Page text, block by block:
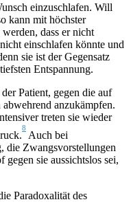
einzuschlafen. Will
kann mit höchster
dass er nicht
einschlafen könnte und
sie ist der Gegensatz
Entspannung.
Patient, gegen die auf
anzukämpfen.
treten sie wieder
8
Auch bei
die Zwangsvorstellungen
sie aussichtslos sei,
Paradoxalität des